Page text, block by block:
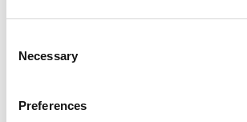
Selection
Necessary
Preferences